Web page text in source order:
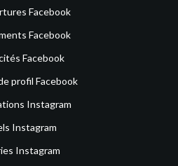
Facebook
Facebook
Facebook
profil Facebook
Instagram
Instagram
Instagram